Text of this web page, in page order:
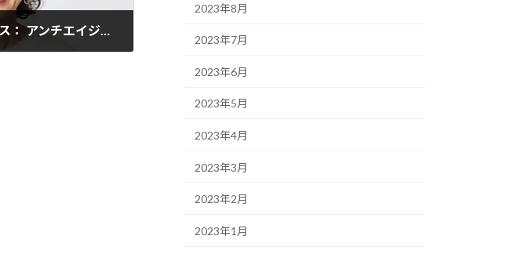
ヨガとホルモンバランス： アンチエイジングの鍵
2023年8月
2023年7月
2023年6月
2023年5月
2023年4月
2023年3月
2023年2月
2023年1月